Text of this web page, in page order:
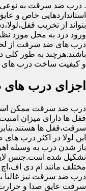
. درب ضد سرقت به نوعی
استانداردهایی خاص و
بتواند از تخریب
ورود دزد به محل مورد
درب های ضد سرقت از لحاظ
باشند.هرچند به طور
و کیفیت ساخت درب های
اجزای درب
درب ضد سرقت ممکن است
قفل ها دارای میزان
سرقت،قفل ها
این لولا در اکثر درب
باز شدن درب به وسیله
تشکیل شده است.جنس لایه
مختلف مانند ام دی
درب ضد سرقت نیز
سرقت عایق صدا و حرارت